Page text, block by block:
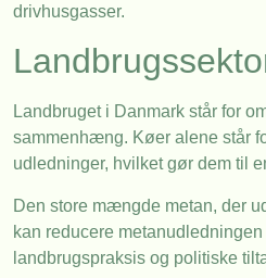
drivhusgasser.
Landbruget i Danmark står for
sammenhæng. Køer alene står
udledninger, hvilket gør dem til
Den store mængde metan, der
kan reducere
landbrugspraksis og politiske